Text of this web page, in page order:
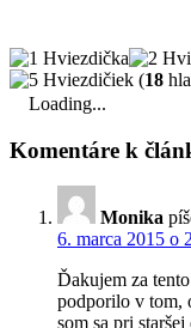
(18
Loading...
Komentáre k
Monika
6. marca 2015 o
Ďakujem za
podporilo v tom,
som sa pri